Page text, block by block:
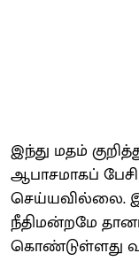
இந்து மதம்
ஆபாசமாகப்
செய்யவில்லை.
நீதிமன்றமே
கொண்டுள்ளது